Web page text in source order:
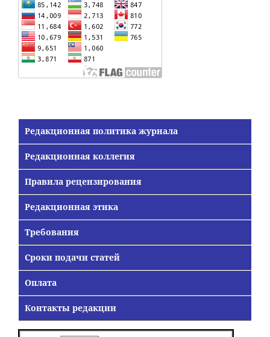
Редакционная политика журнала
Редакционная коллегия
Правила рецензирования
Редакционная этика
Требования
Сроки подачи статей
Оплата
Контакты редакции